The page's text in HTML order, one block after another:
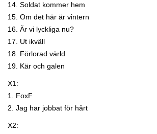
14. Soldat kommer hem
15. Om det här är vintern
16. Är vi lyckliga nu?
17. Ut ikväll
18. Förlorad värld
19. Kär och galen
X1:
1. FoxF
2. Jag har jobbat för hårt
X2: